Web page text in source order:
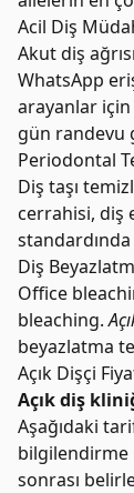
Acil Diş
Akut diş
WhatsApp
arayanlar
gün randevu
Periodontal
Diş taşı
cerrahisi,
Diş
Office
bleaching.
beyazlatma
Açık Dişçi
Açık diş
Aşağıdaki
bilgilendirme
sonrası